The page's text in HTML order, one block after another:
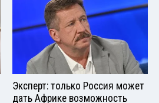
Эксперт: только Россия может
дать Африке возможность